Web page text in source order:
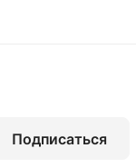
Подписаться